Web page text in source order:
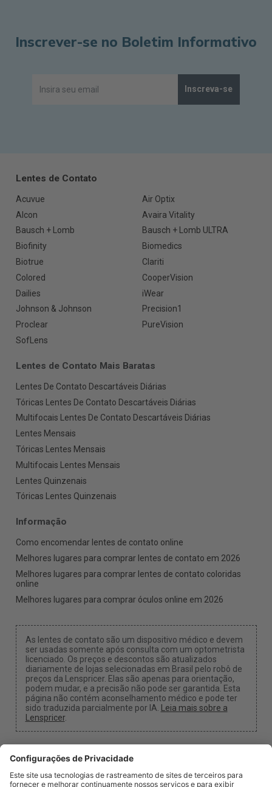
Inscrever-se no Boletim Informativo
Inscreva-se
Lentes de Contato
Acuvue
Air Optix
Alcon
Avaira Vitality
Bausch + Lomb
Bausch + Lomb ULTRA
Biofinity
Biomedics
Biotrue
Clariti
Colored
CooperVision
Dailies
iWear
Johnson & Johnson
Precision1
Proclear
PureVision
SofLens
Lentes de Contato Mais Baratas
Lentes De Contato Descartáveis Diárias
Tóricas Lentes De Contato Descartáveis Diárias
Multifocais Lentes De Contato Descartáveis Diárias
Lentes Mensais
Tóricas Lentes Mensais
Multifocais Lentes Mensais
Lentes Quinzenais
Tóricas Lentes Quinzenais
Informação
Como encomendar lentes de contato online
Melhores lugares para comprar lentes de contato em 2026
Melhores lugares para comprar lentes de contato coloridas
online
Melhores lugares para comprar óculos online em 2026
As lentes de contato são um dispositivo médico e devem
ser usadas somente após consulta com um optometrista
licenciado. Os preços e descontos são atualizados
diariamente de lojas selecionadas em Brasil pelo robô de
preços da Lenspricer. Elas são apenas para orientação,
podem mudar, e a precisão não pode ser garantida. Esta
página não contém aconselhamento médico e pode ter
sido traduzida parcialmente por IA. Leia mais sobre a
Lenspricer.